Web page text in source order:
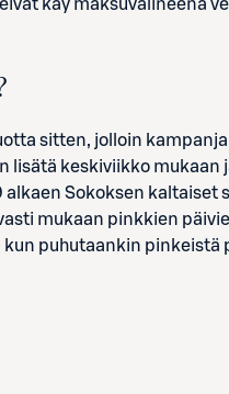
käy maksuvälineenä
sitten, jolloin
lisätä keskiviikko
alkaen Sokoksen
mukaan pinkkien
puhutaankin pinkeistä